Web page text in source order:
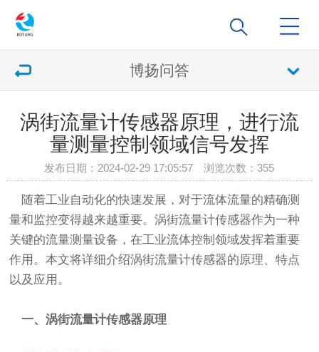
博扬问答
涡街流量计传感器原理，进行流
量测量控制领域信号发挥
发布日期：2024-02-29 17:05:57 浏览次数：355
随着工业自动化的快速发展，对于流体流量的精确测
量和监控变得越来越重要。涡街流量计传感器作为一种
关键的流量测量设备，在工业流体控制领域发挥着重要
作用。本文将详细介绍涡街流量计传感器的原理、特点
以及应用。
一、涡街流量计传感器原理